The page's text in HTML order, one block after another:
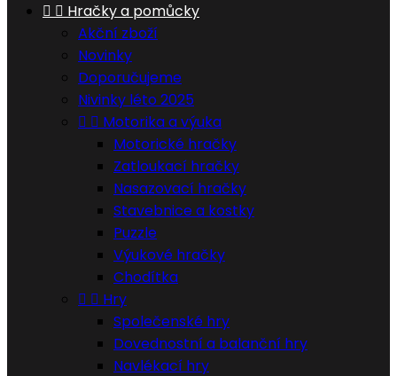
  Hračky a pomůcky
Akční zboží
Novinky
Doporučujeme
Nivinky léto 2025
  Motorika a výuka
Motorické hračky
Zatloukací hračky
Nasazovací hračky
Stavebnice a kostky
Puzzle
Výukové hračky
Chodítka
  Hry
Společenské hry
Dovednostní a balanční hry
Navlékací hry